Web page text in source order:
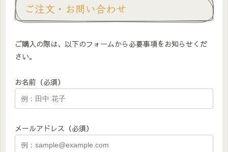
ご注文・お問い合わせ
ご購入の際は、以下のフォームから必要事項をお知らせくだ
さい。
お名前（必須）
メールアドレス（必須）